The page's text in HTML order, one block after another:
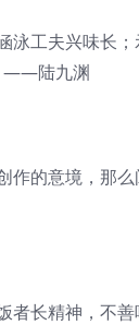
泳工夫兴味长
——陆九渊
作的意境，那
者长精神，不